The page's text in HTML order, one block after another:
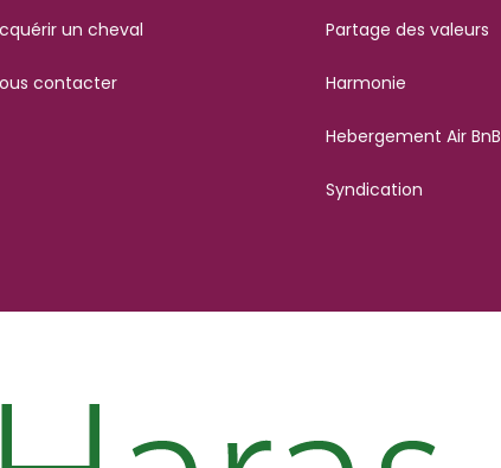
un cheval
contacter
Partage des valeurs
Harmonie
Hebergement Air BnB
Syndication